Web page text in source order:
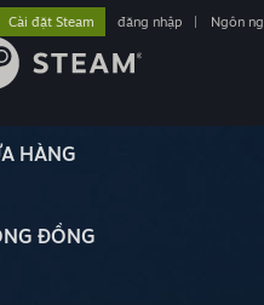
HÀNG
ĐỒNG
Cài đặt Steam đăng nhập Ngôn